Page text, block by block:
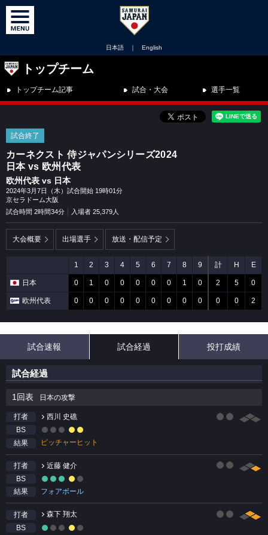
日本語 ｜ English
トップチーム
トップチーム記事 試合・大会 選手一覧
試合終了
カーネクスト 侍ジャパンシリーズ2024
日本 vs 欧州代表
欧州代表 vs 日本
2024年3月7日（木）試合開始 19時01分
京セラドーム大阪
試合時間 2時間34分
入場者 25,379人
大会概要 出場選手 放送・配信予定
1 2 3 4 5 6 7 8 9 計 H E
日本 0 1 0 0 0 0 0 1 0 2 5 0
欧州代表 0 0 0 0 0 0 0 0 0 0 0 2
試合速報 試合経過 投打成績
試合経過
1回表 日本の攻撃
打者
西川 史礁
BS
結果
ピッチャーヒット
打者
近藤 健介
BS
結果
フォアボール
打者
森下 翔太
BS